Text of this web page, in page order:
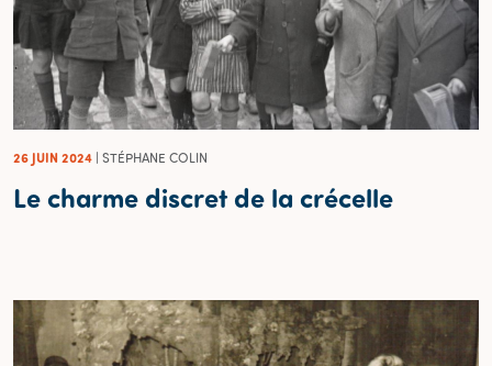
26 JUIN 2024 | STÉPHANE COLIN
Le charme discret de la crécelle